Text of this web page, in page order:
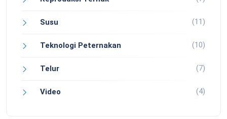
Susu (11)
Teknologi Peternakan (10)
Telur (7)
Video (4)